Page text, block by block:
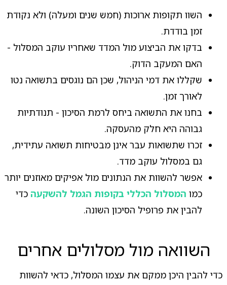
השוו תקופות ארוכות (חמש שנים ומעלה) ולא נקודת
זמן בודדת.
בדקו את הביצוע מול המדד שאחריו עוקב המסלול -
האם המעקב הדוק.
שקללו את דמי הניהול, שכן הם נוגסים בתשואה נטו
לאורך זמן.
בחנו את התשואה ביחס לרמת הסיכון - תנודתיות
גבוהה היא חלק מהעסקה.
זכרו שתשואות עבר אינן מבטיחות תשואה עתידית,
גם במסלול עוקב מדד.
אפשר להשוות את הנתונים מול אפיקים מאוזנים יותר
כמו המסלול הכללי בקופות הגמל להשקעהכדי
להבין את פרופיל הסיכון השונה.
השוואה מול מסלולים אחרים
כדי להבין היכן ממקם את עצמו המסלול, כדאי להשוות